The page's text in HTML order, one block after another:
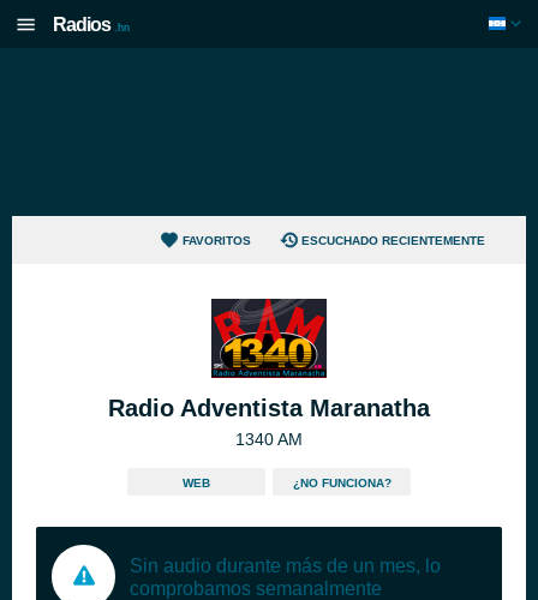
Radios .hn
FAVORITOS ESCUCHADO RECIENTEMENTE
Radio Adventista Maranatha
1340 AM
WEB ¿NO FUNCIONA?
Sin audio durante más de un mes, lo
comprobamos semanalmente